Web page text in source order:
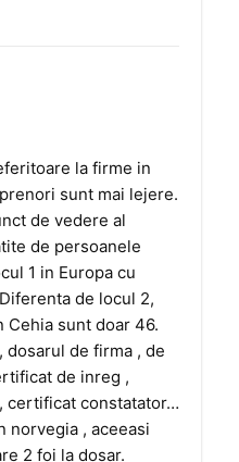
la firme in
sunt mai lejere.
de vedere al
de persoanele
1 in Europa cu
de locul 2,
Cehia sunt doar 46.
dosarul de firma , de
de inreg ,
certificat constatator…
norvegia , aceeasi
2 foi la dosar.